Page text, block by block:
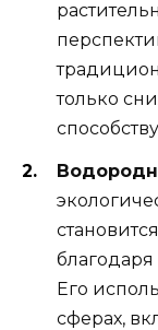
только
Его
сферах,